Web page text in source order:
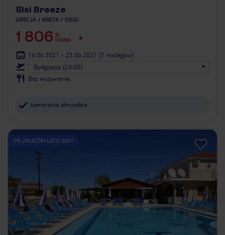
Sisi Breeze
GRECJA KRETA SISSI
1 806 ZŁ
OSOBA
16.06.2027 - 23.06.2027 (7 noclegów)
Bydgoszcz (20:00)
Bez wyżywienia
kameralna atmosfera
5% ZALICZKI LATO 2027